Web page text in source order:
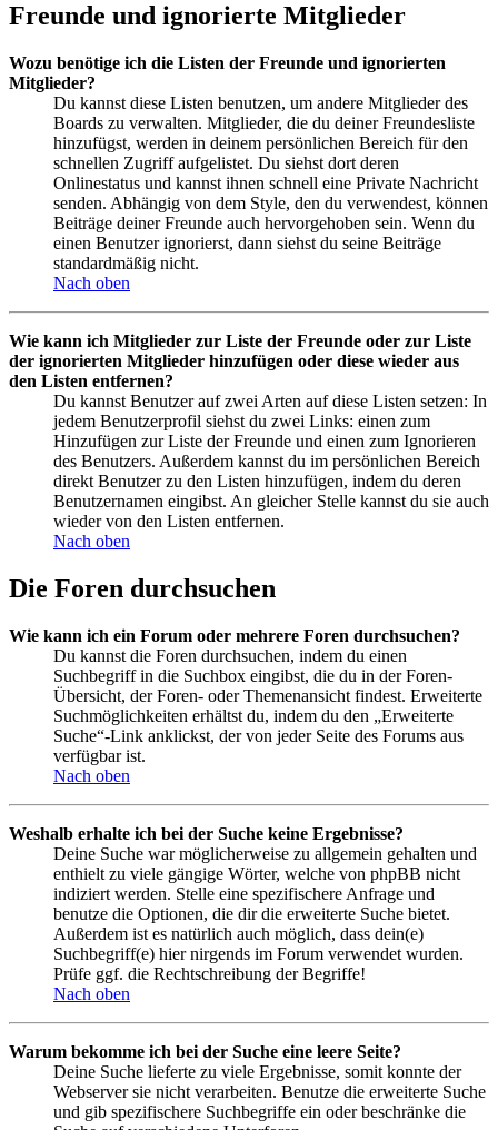
Freunde und ignorierte Mitglieder
Wozu benötige ich die Listen der Freunde und ignorierten
Mitglieder?
Du kannst diese Listen benutzen, um andere Mitglieder des
Boards zu verwalten. Mitglieder, die du deiner Freundesliste
hinzufügst, werden in deinem persönlichen Bereich für den
schnellen Zugriff aufgelistet. Du siehst dort deren
Onlinestatus und kannst ihnen schnell eine Private Nachricht
senden. Abhängig von dem Style, den du verwendest, können
Beiträge deiner Freunde auch hervorgehoben sein. Wenn du
einen Benutzer ignorierst, dann siehst du seine Beiträge
standardmäßig nicht.
Nach oben
Wie kann ich Mitglieder zur Liste der Freunde oder zur Liste
der ignorierten Mitglieder hinzufügen oder diese wieder aus
den Listen entfernen?
Du kannst Benutzer auf zwei Arten auf diese Listen setzen: In
jedem Benutzerprofil siehst du zwei Links: einen zum
Hinzufügen zur Liste der Freunde und einen zum Ignorieren
des Benutzers. Außerdem kannst du im persönlichen Bereich
direkt Benutzer zu den Listen hinzufügen, indem du deren
Benutzernamen eingibst. An gleicher Stelle kannst du sie auch
wieder von den Listen entfernen.
Nach oben
Die Foren durchsuchen
Wie kann ich ein Forum oder mehrere Foren durchsuchen?
Du kannst die Foren durchsuchen, indem du einen
Suchbegriff in die Suchbox eingibst, die du in der Foren-
Übersicht, der Foren- oder Themenansicht findest. Erweiterte
Suchmöglichkeiten erhältst du, indem du den „Erweiterte
Suche“-Link anklickst, der von jeder Seite des Forums aus
verfügbar ist.
Nach oben
Weshalb erhalte ich bei der Suche keine Ergebnisse?
Deine Suche war möglicherweise zu allgemein gehalten und
enthielt zu viele gängige Wörter, welche von phpBB nicht
indiziert werden. Stelle eine spezifischere Anfrage und
benutze die Optionen, die dir die erweiterte Suche bietet.
Außerdem ist es natürlich auch möglich, dass dein(e)
Suchbegriff(e) hier nirgends im Forum verwendet wurden.
Prüfe ggf. die Rechtschreibung der Begriffe!
Nach oben
Warum bekomme ich bei der Suche eine leere Seite?
Deine Suche lieferte zu viele Ergebnisse, somit konnte der
Webserver sie nicht verarbeiten. Benutze die erweiterte Suche
und gib spezifischere Suchbegriffe ein oder beschränke die